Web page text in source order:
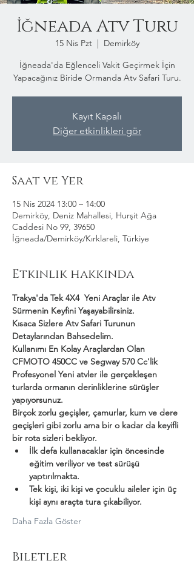
İğneada Atv Turu
15 Nis Pzt
  |
Demirköy
İğneada'da Eğlenceli Vakit Geçirmek İçin
Yapacağınız Biride Ormanda Atv Safari Turu.
Kayıt Kapalı
Diğer etkinlikleri gör
Saat ve Yer
15 Nis 2024 13:00 – 14:00
Demirköy, Deniz Mahallesi, Hurşit Ağa
Caddesi No 99, 39650
İğneada/Demirköy/Kırklareli, Türkiye
Etkinlik hakkında
Trakya'da Tek 4X4  Yeni Araçlar ile Atv
Sürmenin Keyfini Yaşayabilirsiniz.
Kısaca Sizlere Atv Safari Turunun
Detaylarından Bahsedelim.
Kullanımı En Kolay Araçlardan Olan
CFMOTO 450CC ve Segway 570 Cc'lik
Profesyonel Yeni atvler ile gerçekleşen
turlarda ormanın derinliklerine sürüşler
yapıyorsunuz.
Birçok zorlu geçişler, çamurlar, kum ve dere
geçişleri gibi zorlu ama bir o kadar da keyifli
bir rota sizleri bekliyor.
İlk defa kullanacaklar için öncesinde
eğitim veriliyor ve test sürüşü
yaptırılmakta.
Tek kişi, iki kişi ve çocuklu aileler için üç
kişi aynı araçta tura çıkabiliyor.
Daha Fazla Göster
Biletler